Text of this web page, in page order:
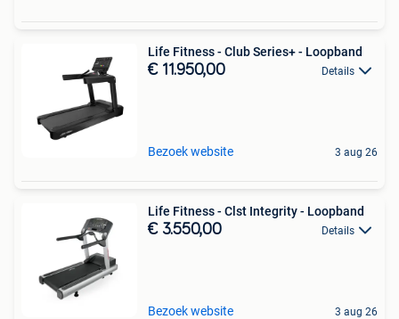
Life Fitness - Club Series+ - Loopband
€ 11.950,00 Details
Bezoek website 3 aug 26
Life Fitness - Clst Integrity - Loopband
€ 3.550,00 Details
Bezoek website 3 aug 26